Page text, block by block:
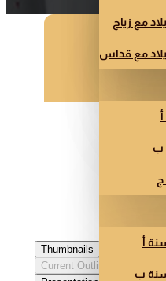
مع زياح
مع قداس
ب
ج
أ
ب